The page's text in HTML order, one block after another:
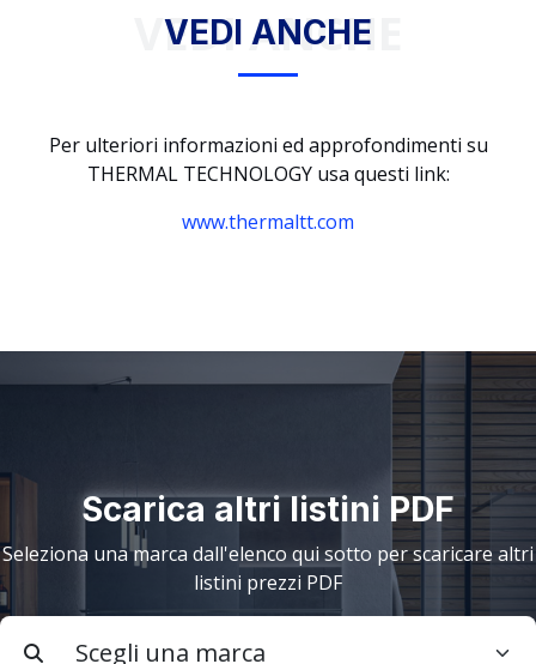
VEDI ANCHE
VEDI ANCHE
Per ulteriori informazioni ed approfondimenti su
THERMAL TECHNOLOGY usa questi link:
www.thermaltt.com
Scarica altri listini PDF
Seleziona una marca dall'elenco qui sotto per scaricare altri
listini prezzi PDF